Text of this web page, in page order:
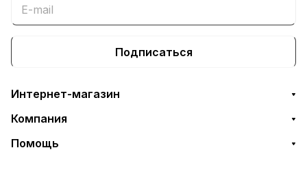
Подписаться
Интернет-магазин
Компания
Помощь